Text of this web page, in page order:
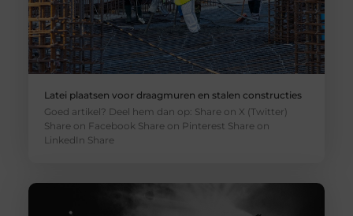
Latei plaatsen voor draagmuren en stalen constructies
Goed artikel? Deel hem dan op: Share on X (Twitter)
Share on Facebook Share on Pinterest Share on
LinkedIn Share